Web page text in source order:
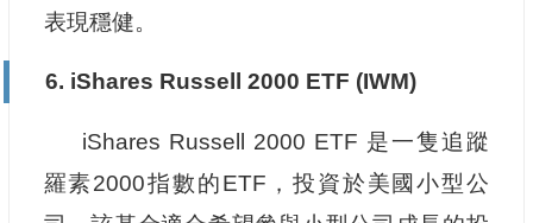
表現穩健。
6. iShares Russell 2000 ETF (IWM)
iShares Russell 2000 ETF 是一隻追蹤
羅素2000指數的ETF，投資於美國小型公